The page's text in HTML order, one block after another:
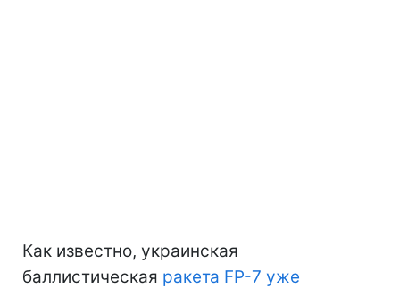
Как известно, украинская
баллистическая ракета FP-7 уже